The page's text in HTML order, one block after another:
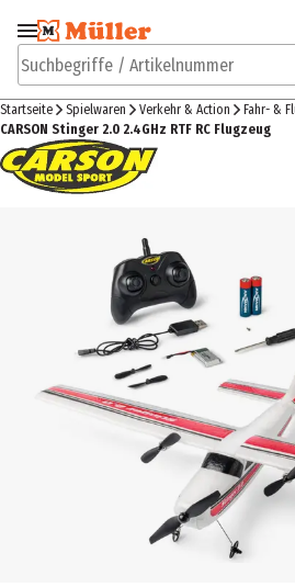
Zur Navigation
springen
Suchbegriffe / Artikelnummer
Startseite Spielwaren Verkehr & Action Fahr- &
CARSON Stinger 2.0 2.4GHz RTF RC Flugzeug